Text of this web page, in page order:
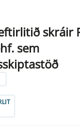
skráir
sem